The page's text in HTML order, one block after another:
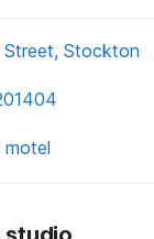
Stockton
motel